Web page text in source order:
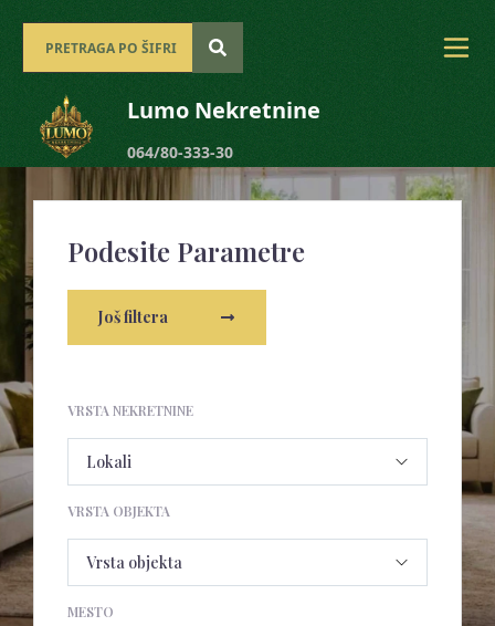
Lumo Nekretnine
064/80-333-30
Podesite Parametre
Još filtera
VRSTA NEKRETNINE
VRSTA OBJEKTA
MESTO